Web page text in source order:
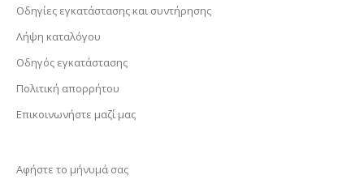
Οδηγίες εγκατάστασης και συντήρησης
Λήψη καταλόγου
Οδηγός εγκατάστασης
Πολιτική απορρήτου
Επικοινωνήστε μαζί μας
Αφήστε το μήνυμά σας